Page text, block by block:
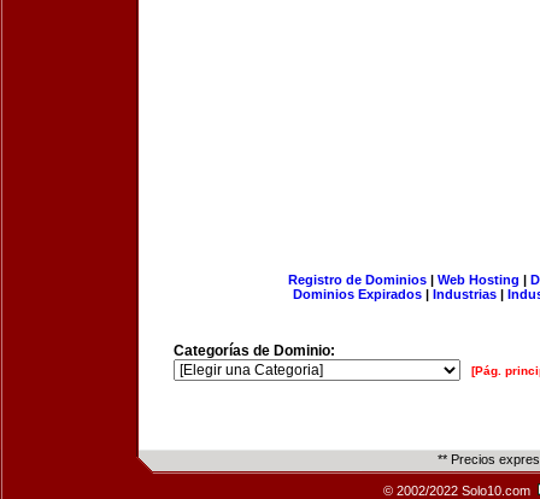
Registro de Dominios| Web Hosting |
Dominios Expirados | Industrias |
Categorías de Dominio:
[Pág.
** Precios
© 2002/2022 Solo10.com